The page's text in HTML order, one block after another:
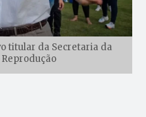
titular da Secretaria da
Reprodução